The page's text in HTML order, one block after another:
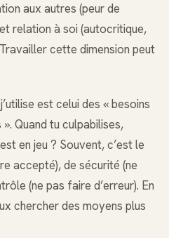
aux autres (peur de
relation à soi (autocritique,
cette dimension peut
est celui des « besoins
Quand tu culpabilises,
en jeu ? Souvent, c’est le
accepté), de sécurité (ne
(ne pas faire d’erreur). En
chercher des moyens plus